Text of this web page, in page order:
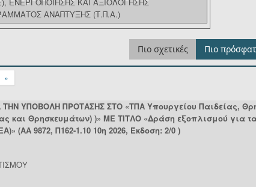
ΑΝΑΠΤΥΞΗΣ (Τ.Π.Α.)
Πιο σχετικές Πιο
»
ΥΠΟΒΟΛΗ ΠΡΟΤΑΣΗΣ ΣΤΟ «ΤΠΑ Υπουργείου Παιδείας,
και Θρησκευμάτων) )» ΜΕ ΤΙΤΛΟ «Δράση εξοπλισμού για
(ΑΑ 9872, Π162-1.10 10η 2026, Έκδοση: 2/0 )